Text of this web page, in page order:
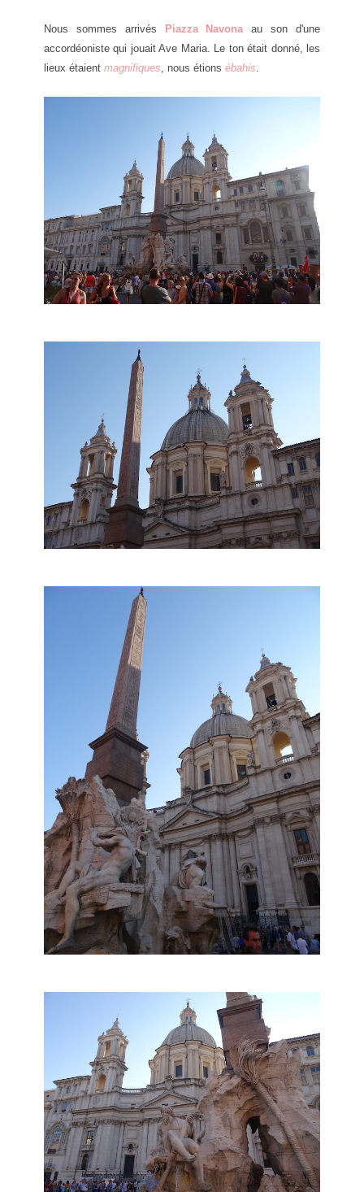
Nous sommes arrivés Piazza Navonaau son d'une
accordéoniste qui jouait Ave Maria. Le ton était donné, les
lieux étaient magnifiques, nous étions ébahis.